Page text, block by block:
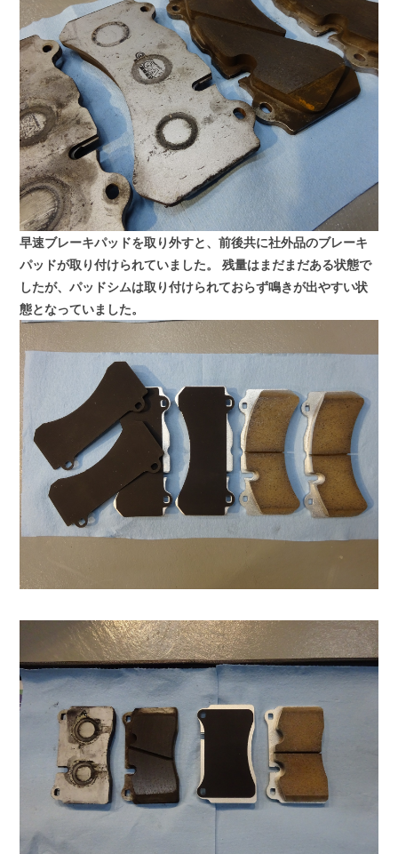
早速ブレーキパッドを取り外すと、前後共に社外品のブレーキ
パッドが取り付けられていました。
残量はまだまだある状態で
したが、パッドシムは取り付けられておらず鳴きが出やすい状
態となっていました。